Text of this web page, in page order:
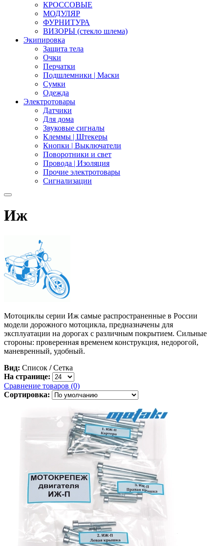
КРОССОВЫЕ
МОДУЛЯР
ФУРНИТУРА
ВИЗОРЫ (стекло шлема)
Экипировка
Защита тела
Очки
Перчатки
Подшлемники | Маски
Сумки
Одежда
Электротовары
Датчики
Для дома
Звуковые сигналы
Клеммы | Штекеры
Кнопки | Выключатели
Поворотники и свет
Провода | Изоляция
Прочие электротовары
Сигнализации
Иж
Мотоциклы серии Иж самые распространенные в России
модели дорожного мотоцикла, предназначены для
эксплуатации на дорогах с различным покрытием. Сильные
стороны: проверенная временем конструкция, недорогой,
маневренный, удобный.
Вид: Список / Сетка
На странице:
Сравнение товаров (0)
Сортировка: